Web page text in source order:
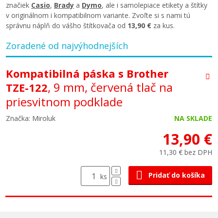
značiek Casio, Brady a Dymo, ale i samolepiace etikety a štítky
v originálnom i kompatibilnom variante. Zvoľte si s nami tú
správnu náplň do vášho štítkovača od 13,90 € za kus.
Zoradené od najvýhodnejších
Kompatibilná páska s Brother
TZE-122, 9 mm, červená tlač na
priesvitnom podklade
Značka: Miroluk NA SKLADE
13,90 €
11,30 € bez DPH
ks Pridať do košíka